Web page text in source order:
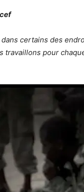
certains des
travaillons pour